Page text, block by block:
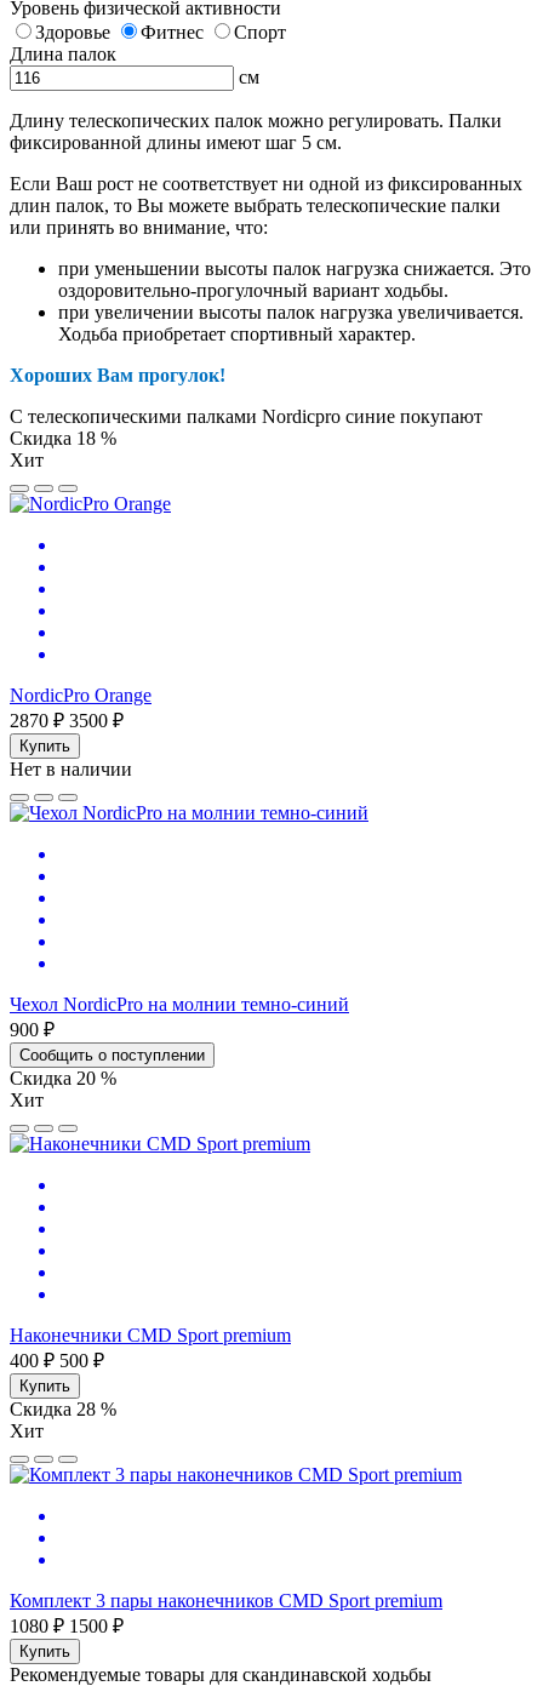
Уровень физической активности
Здоровье
Фитнес
Спорт
Длина палок
см
Длину телескопических палок можно регулировать. Палки
фиксированной длины имеют шаг 5 см.
Если Ваш рост не соответствует ни одной из фиксированных
длин палок, то Вы можете выбрать телескопические палки
или принять во внимание, что:
при уменьшении высоты палок нагрузка снижается. Это
оздоровительно-прогулочный вариант ходьбы.
при увеличении высоты палок нагрузка увеличивается.
Ходьба приобретает спортивный характер.
Хороших Вам прогулок!
С телескопическими палками Nordicpro синие покупают
Скидка 18 %
Хит
NordicPro Orange
2870 ₽ 3500 ₽
Купить
Нет в наличии
Чехол NordicPro на молнии темно-синий
900 ₽
Сообщить о поступлении
Скидка 20 %
Хит
Наконечники CMD Sport premium
400 ₽ 500 ₽
Купить
Скидка 28 %
Хит
Комплект 3 пары наконечников CMD Sport premium
1080 ₽ 1500 ₽
Купить
Рекомендуемые товары для скандинавской ходьбы